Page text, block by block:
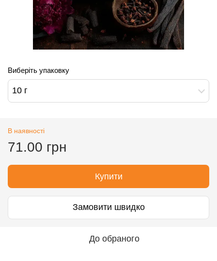
Виберіть упаковку
10 г
В наявності
71.00 грн
Купити
Замовити швидко
До обраного